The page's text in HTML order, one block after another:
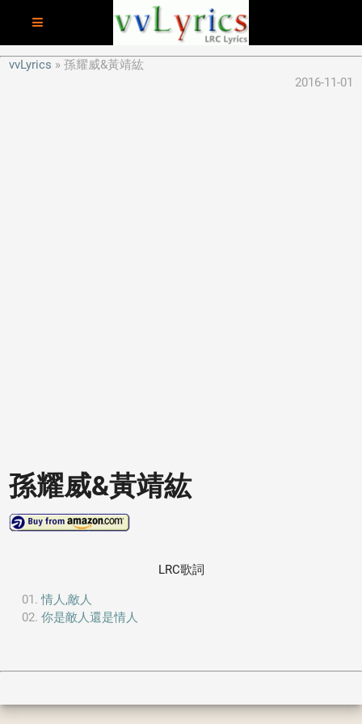
vvLyrics
孫耀威&黃靖紘
2016-11-01
孫耀威&黃靖紘
LRC歌詞
情人,敵人
你是敵人還是情人